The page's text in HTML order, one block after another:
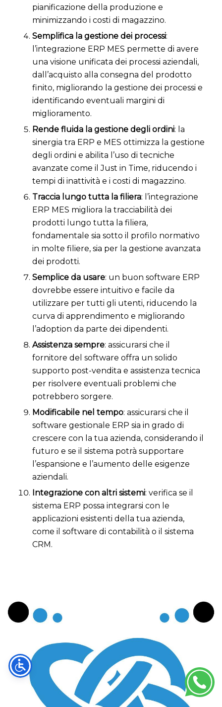
pianificazione della produzione e
minimizzando i costi di magazzino.
Semplifica la gestione dei processi:
l’integrazione ERP MES permette di avere
una visione unificata dei processi aziendali,
dall’acquisto alla consegna del prodotto
finito, migliorando la gestione dei processi e
identificando eventuali margini di
miglioramento.
Rende fluida la gestione degli ordini: la
sinergia tra ERP e MES ottimizza la gestione
degli ordini e abilita l’uso di tecniche
avanzate come il Just in Time, riducendo i
tempi di inattività e i costi di magazzino.
Traccia lungo tutta la filiera: l’integrazione
ERP MES migliora la tracciabilità dei
prodotti lungo tutta la filiera,
fondamentale sia sotto il profilo normativo
in molte filiere, sia per la gestione avanzata
dei prodotti.
Semplice da usare: un buon software ERP
dovrebbe essere intuitivo e facile da
utilizzare per tutti gli utenti, riducendo la
curva di apprendimento e migliorando
l’adoption da parte dei dipendenti.
Assistenza sempre: assicurarsi che il
fornitore del software offra un solido
supporto post-vendita e assistenza tecnica
per risolvere eventuali problemi che
potrebbero sorgere.
Modificabile nel tempo: assicurarsi che il
software gestionale ERP sia in grado di
crescere con la tua azienda, considerando il
futuro e se il sistema potrà supportare
l’espansione e l’aumento delle esigenze
aziendali.
Integrazione con altri sistemi: verifica se il
sistema ERP possa integrarsi con le
applicazioni esistenti della tua azienda,
come il software di contabilità o il sistema
CRM.